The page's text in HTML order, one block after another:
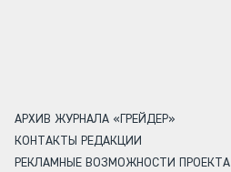
АРХИВ ЖУРНАЛА «ГРЕЙДЕР»
КОНТАКТЫ РЕДАКЦИИ
РЕКЛАМНЫЕ ВОЗМОЖНОСТИ ПРОЕКТА